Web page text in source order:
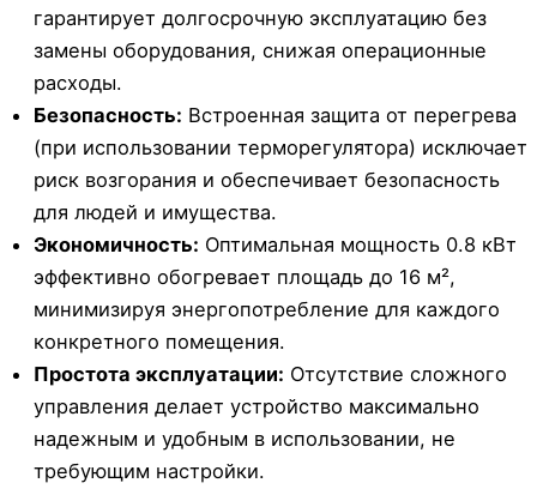
гарантирует долгосрочную эксплуатацию без
замены оборудования, снижая операционные
расходы.
Безопасность: Встроенная защита от перегрева
(при использовании терморегулятора) исключает
риск возгорания и обеспечивает безопасность
для людей и имущества.
Экономичность: Оптимальная мощность 0.8 кВт
эффективно обогревает площадь до 16 м²,
минимизируя энергопотребление для каждого
конкретного помещения.
Простота эксплуатации: Отсутствие сложного
управления делает устройство максимально
надежным и удобным в использовании, не
требующим настройки.